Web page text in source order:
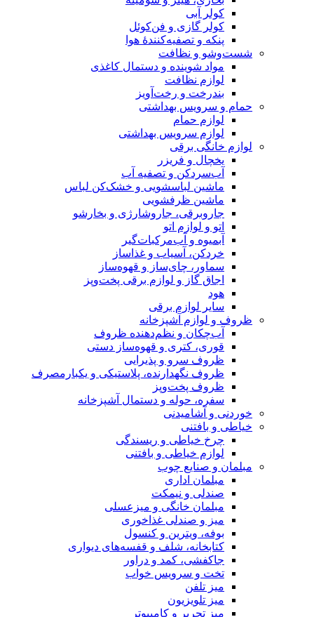
کولر آبی
کولر گازی و فن‌کوئل
پنکه و تصفیه‌کنندهٔ هوا
شست‌وشو و نظافت
مواد شوینده و دستمال کاغذی
لوازم نظافت
بندرخت و رخت‌آویز
حمام و سرویس بهداشتی
لوازم حمام
لوازم سرویس بهداشتی
لوازم خانگی برقی
یخچال و فریزر
آب‌سردکن و تصفیه آب
ماشین لباسشویی و خشک‌کن لباس
ماشین ظرفشویی
جاروبرقی، جاروشارژی و بخارشو
اتو و لوازم اتو
آبمیوه و آب‌مرکبات‌گیر
خردکن، آسیاب و غذاساز
سماور، چای‌ساز و قهوه‌ساز
اجاق گاز و لوازم برقی پخت‌وپز
هود
سایر لوازم برقی
ظروف و لوازم آشپزخانه
آب‌چکان و نظم‌دهنده ظروف
قوری، کتری و قهوه‌ساز دستی
ظروف سرو و پذیرایی
ظروف نگهدارنده، پلاستیکی و یکبارمصرف
ظروف پخت‌وپز
سفره، حوله و دستمال آشپزخانه
خوردنی و آشامیدنی
خیاطی و بافتنی
چرخ خیاطی و ریسندگی
لوازم خیاطی و بافتنی
مبلمان و صنایع چوب
مبلمان اداری
صندلی و نیمکت
مبلمان خانگی و میزعسلی
میز و صندلی غذاخوری
بوفه، ویترین و کنسول
کتابخانه، شلف و قفسه‌های دیواری
جاکفشی، کمد و دراور
تخت و سرویس خواب
میز تلفن
میز تلویزیون
میز تحریر و کامپیوتر